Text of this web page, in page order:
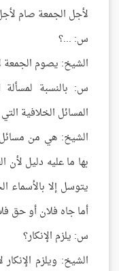
لأجل الجمعة صام
س: ...؟
الشيخ: يصوم الجمعة
س: بالنسبة
المسائل الخلافية
الشيخ: هي من مسائل
بها ما عليه دليل لأن
يتوسل إلا بالأسماء
أما جاه فلان أو حق
س: يلزم الإنكار؟
الشيخ: ويلزم